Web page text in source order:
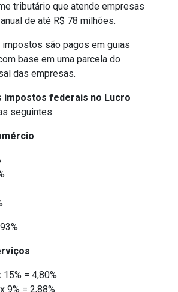
tributário que atende empresas
de até R$ 78 milhões.
impostos são pagos em guias
base em uma parcela do
das empresas.
impostos federais no Lucro
seguintes:
15% = 4,80%
9% = 2,88%